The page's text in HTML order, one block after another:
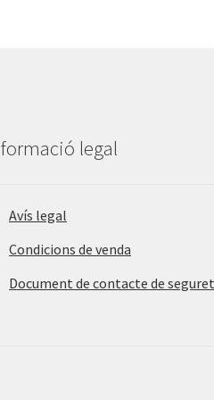
legal
Avís legal
Condicions de venda
Document de contacte de